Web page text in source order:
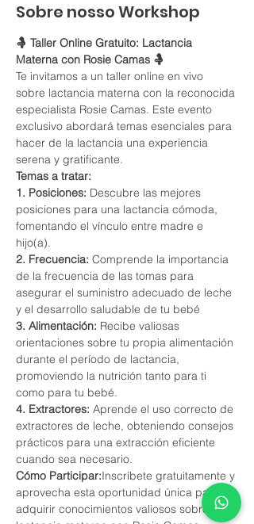
Sobre nosso Workshop
🤱 Taller Online Gratuito: Lactancia
Materna con Rosie Camas 🤱
Te invitamos a un taller online en vivo
sobre lactancia materna con la reconocida
especialista Rosie Camas. Este evento
exclusivo abordará temas esenciales para
hacer de la lactancia una experiencia
serena y gratificante.
Temas a tratar:
1. Posiciones: Descubre las mejores
posiciones para una lactancia cómoda,
fomentando el vínculo entre madre e
hijo(a).
2. Frecuencia: Comprende la importancia
de la frecuencia de las tomas para
asegurar el suministro adecuado de leche
y el desarrollo saludable de tu bebé
3. Alimentación: Recibe valiosas
orientaciones sobre tu propia alimentación
durante el período de lactancia,
promoviendo la nutrición tanto para ti
como para tu bebé.
4. Extractores: Aprende el uso correcto de
extractores de leche, obteniendo consejos
prácticos para una extracción eficiente
cuando sea necesario.
Cómo Participar:Inscríbete gratuitamente y
aprovecha esta oportunidad única para
adquirir conocimientos valiosos sobre la